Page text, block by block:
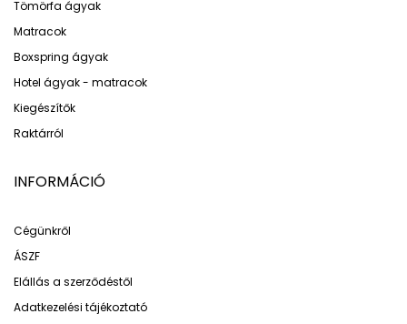
Tömörfa ágyak
Matracok
Boxspring ágyak
Hotel ágyak - matracok
Kiegészítők
Raktárról
INFORMÁCIÓ
Cégünkről
ÁSZF
Elállás a szerződéstől
Adatkezelési tájékoztató